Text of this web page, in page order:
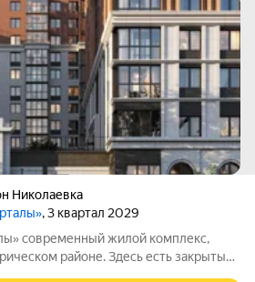
Николаевка
, 3 квартал 2029
районе. Здесь есть закрытые